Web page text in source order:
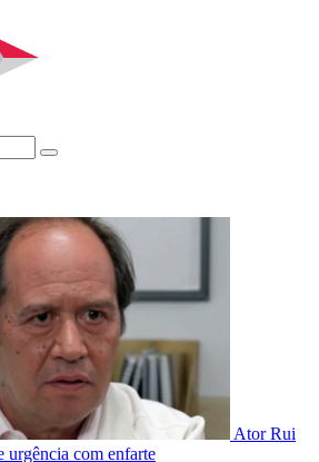
Ator Rui
urgência com enfarte